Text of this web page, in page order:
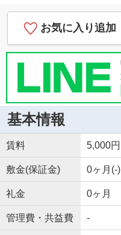
お気に入り追加
基本情報
賃料 5,000円
敷金(保証金) 0ヶ月(-)
礼金 0ヶ月
管理費・共益費 -